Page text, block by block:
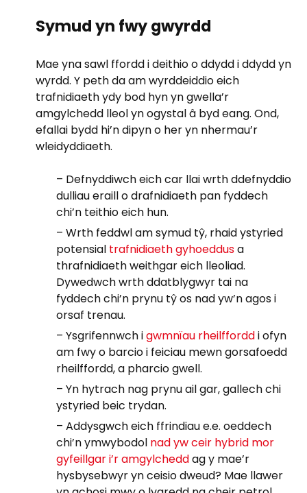
Symud yn fwy gwyrdd
Mae yna sawl ffordd i deithio o ddydd i ddydd yn
wyrdd. Y peth da am wyrddeiddio eich
trafnidiaeth ydy bod hyn yn gwella’r
amgylchedd lleol yn ogystal â byd eang. Ond,
efallai bydd hi’n dipyn o her yn nhermau’r
wleidyddiaeth.
– Defnyddiwch eich car llai wrth ddefnyddio
dulliau eraill o drafnidiaeth pan fyddech
chi’n teithio eich hun.
– Wrth feddwl am symud tŷ, rhaid ystyried
potensial trafnidiaeth gyhoeddusa
thrafnidiaeth weithgar eich lleoliad.
Dywedwch wrth ddatblygwyr tai na
fyddech chi’n prynu tŷ os nad yw’n agos i
orsaf trenau.
– Ysgrifennwch igwmnïau rheilfforddi ofyn
am fwy o barcio i feiciau mewn gorsafoedd
rheilffordd, a pharcio gwell.
– Yn hytrach nag prynu ail gar, gallech chi
ystyried beic trydan.
– Addysgwch eich ffrindiau e.e. oeddech
chi’n ymwybodol nad yw ceir hybrid mor
gyfeillgar i’r amgylcheddag y mae’r
hysbysebwyr yn ceisio dweud? Mae llawer